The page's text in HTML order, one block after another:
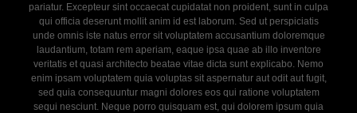
pariatur. Excepteur sint occaecat cupidatat non proident, sunt in culpa
qui officia deserunt mollit anim id est laborum. Sed ut perspiciatis
unde omnis iste natus error sit voluptatem accusantium doloremque
laudantium, totam rem aperiam, eaque ipsa quae ab illo inventore
veritatis et quasi architecto beatae vitae dicta sunt explicabo. Nemo
enim ipsam voluptatem quia voluptas sit aspernatur aut odit aut fugit,
sed quia consequuntur magni dolores eos qui ratione voluptatem
sequi nesciunt. Neque porro quisquam est, qui dolorem ipsum quia